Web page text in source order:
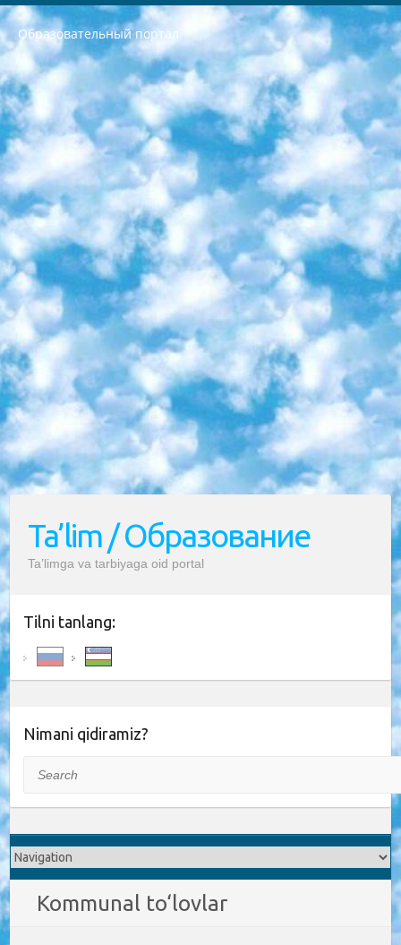
Образовательный портал
РЕСПУБЛИКА УЗБЕКИСТАН МИНИСТРЕРСТВО ДОШКОЛЬНОГО И ШКОЛЬНОГО ОБРАЗОВАНИЯ КОМАНДА в общеобразовательных учреждениях в 2023-2024 учебном году организация и проведение итоговой государственной аттестации обучающихся о Министра дошкольного и школьного образования Республики Узбекистан от 4 марта 2008 года (постановлением Минюста от 20 марта 2008 года № 1778 государственной регистрации) «Итоговое состояние учащихся общего среднего образования на основании положения об утверждении положения об аттестации общего среднего образования выпускной экзамен студентов в образовательных учреждениях в 2023-2024 учебном году В целях организации и прохождения аттестации приказываю: 1. Следующее: перечень предметов, по которым будет проводиться итоговая государственная аттестация и экзамен формы перевода согласно приложению 1; сертификаты международного образца, оценивающие уровень владения иностранными языками перечень согласно приложению 2; 2. Педагогический при специализированных образовательных учреждениях. научно-практический центр квалификации и международной оценки (Д.Давидова) 2024 г. До 25 марта: задания по предметам, по которым будет проводиться итоговая аттестация разработка и утверждение технических условий; итоговая аттестация на основании разработанного предметного задания разработка вопросов по предметам (устно и письменно), экзамен передача; общеобразовательные средние школы и специальные учебные заведения учащиеся выпускных классов школ и интернатов в агентской системе подготовка базы данных экзаменационных материалов и критериев оценки; перевод базы экзаменационных материалов на все языки обучения подать в Республиканский образовательный центр для изготовления; варианты экзаменов на основе разработанных контрольных материалов пусть будут поставлены задачи формирования. 3. Республиканский образовательный центр (Ш.Худайкулов) до 5 апреля 2024 года. до: база данных предоставленных экзаменационных материалов на все языки обучения перевод и экспертиза; для слепых, слабовидящих, глухих, слабослышащих и умственно отсталых детей учащиеся выпускных классов специализированных школ и школ-интернатов база данных экзаменационных материалов на всех преподаваемых языках подготовка критериев оценки; специализированные школы для умственно отсталых детей и технологии для учащихся выпускных классов школ-интернатов разработка соответствующих рекомендаций и критериев проведения ЕГЭ по естествознанию давать задания. 4. Педагогический при специализированных образовательных учреждениях. Научно-практический центр навыков и международной оценки (Д.Давидова), Республика образовательный центр (Худайкулов Ш.) итоговый государственный аттестационный экзамен ориентирован на творческое и логическое мышление при подготовке базы материалов учитывать введение заданий. 5. Следует отметить, что: сертификат государственного образца о знании общеобразовательного предмета и как минимум национальный уровень B1 по предметам на иностранных языках, указанным в Приложении 2. или международно признанный сертификат эквивалентного уровня студенты, изучающие определенный предмет, освобождаются от экзамена; по соответствующим предметам запланирована итоговая государственная аттестация за день до дня, путем жеребьевки Рабочей группой (в письменной форме по предметам, проводимым в форме) из числа сформированных вариантов выбрано 2 варианта; 2 выбранных варианта экзамена анонсированы на официальном сайте министерства и все выпускники по всей стране на основе этих вариантов проводит итоговую государственную аттестацию. 6. Государственное образование учащихся средних общеобразовательных учреждений. знания в соответствии с квалификационными требованиями, которые необходимо приобрести на основании стандартов итоговый (выпускной) контроль для 9 и 11 классов в целях тестирования Экзамены (далее – экзамены) состоят из предметов, перечисленных в приложении 1. будет сделано. 7. Экзамены пройдут с 26 мая по 15 июня 2024 г. (кроме науки физического воспитания). 8. Физическая для учащихся 9 классов общесредних образовательных учреждений. Экзамены по предмету «Образование, квалификация медицина» 1-6 мая 2024 года. сотрудники перевести под присмотр (с отклонениями в физическом или умственном развитии) специализированная школа для детей, школы-интернаты и со сколиозом школы-интернаты санаторного типа для больных детей исключены). 9. Он был слепым, слабовидящим и имел нарушения опорно-двигательного аппарата. экзамены в специализированных школах и интернатах для детей должны проводиться исходя из требований, предъявляемых к общеобразовательным учреждениям (физкультура кроме науки). 10. Специализированная школа для глухих и слабослышащих детей. и экзамены в интернатах и быть реализован в виде письменного теста по математике. 11. Специальность для умственно отсталых детей. Для 9 класса Родной язык и литературное письмо Государственный язык (язык обучения – узбекский). для неклассов) написано Математическое письмо Письменная/устная история Узбекистана Физическое воспитание практично Итоговый контроль Для 11 класса Написание родного языка и литературы (эссе) Математическое письмо Узбекский язык (обучение на узбекском языке) не посещающее общее среднее образование для учреждений)/Образовательное учреждение выбор письменный и устный Иностранный язык письменный/устный Письменная/устная история Узбекистана *По выбору студента:  Химия  Физика  Основы государственного права  География 10 бесплатных образовательных ресурсов - Мы составили подборку онлайн-проектов с интерактивными упражнениями, видеолекциями и статьями. Они помогут вам обрести новые и освежить старые знания бесплатно. 1. «ИНТУИТ» Старейшая образовательная площадка Рунета. Здесь вы найдёте сотни текстовых и видеокурсов на десятки различных тем — от программирования до психологии. Многие курсы подготовлены российскими университетами и крупными международными компаниями вроде Intel и Microsoft. Самостоятельное обучение бесплатное, но желающие могут оплатить услуги персональных наставников. 2. «Смартия» знакомит с актуальными профессиями и подсказывает, как им обучаться. Выбрав заинтересовавшую вас специальность — SMM-специалист, фотограф, веб-дизайнер или другую, — увидите список необходимых для неё умений. Чтобы вы могли освоить их самостоятельно, для каждого умения площадка отображает подборку ссылок на учебные материалы. Хотя «Смартия» ориентируется на русскоязычную аудиторию, часть контента всё же доступна только на английском. 3. «Лекторий Физтеха» Проект Московского физико-технического института (Физтеха). С его помощью вы можете смотреть онлайн серии лекций, записанные на видео в этом вузе. В числе доступных предметов — физика, биология, химия, информационные технологии и другие. К некоторым лекциям администрация ресурса прилагает готовые конспекты, которые можно скачивать в PDF-формате. 4. ITMOcourses Онлайн-площадка Санкт-Петербургского национального исследовательского университета информационных технологий, механики и оптики (ИТМО). Ресурс предоставляет свободный доступ к курсам, разработанным в этом вузе. Каталог материалов разбит на четыре категории: «Оптические системы и технологии», «Приборостроение и робототехника», «Информационные технологии» и «Биотехнологии». Курсы состоят из видеолекций, интерактивных демонстраций и заданий. 5. «КиберЛенинка» Электронная научная библиотека открытого доступа. Каталог площадки регулярно обрастает текстами статей из различных научных изданий. Сгруппированные по журналам и рубрикам публикации можно читать онлайн или скачивать целиком в PDF-формате. Проект нацелен на популяризацию науки за счёт открытого доступа к качественной информации. 6. «ПостНаука» На этом ресурсе публикуют подборки видеолекций, составленные экспертами из разных отраслей и объединённые общими темами. Среди них, к примеру, есть серии «Биоинформатика и геномика», «Культура средневековой Скандинавии» и Cinema Studies о теории кино. Каждая подборка лекций — логически связанная история, рассказанная экспертом от первого лица. Кроме того, на сайте появляются научно-образовательные статьи и тесты на разные темы. 7. «Newочём» Команда проекта «Newочём» отбирает самые интересные тексты из англоязычных СМИ и переводит те из них, за которые голосуют участники сообщества «ВКонтакте». По большей части это научно-популярные статьи. Редакторы придумывают лишь заголовки, в остальном содержание переводов соответствует оригиналам. Полные тексты можно читать прямо в социальной сети. 8. InternetUrok Онлайн-база материалов по основным дисциплинам школьной программы. Информация на сайте структурирована по классам, предметам и темам (урокам). Каждый урок состоит из видеолекций и конспектов. Есть также интерактивные тренажёры и тесты для закрепления пройденного материала. Даже если вы давно окончили школу, возможность повторить программу старших классов всегда может пригодиться. 9. Edutainme Ещё один ресурс об образовании. В отличие от Newtonew, как мне кажется, Edutainme больше ориентируется на представителей индустрии: педагогов, предпринимателей, разработчиков образовательных проектов. Но и любой, кто просто стремится к саморазвитию, найдёт на сайте много полезного и интересного для себя. Например, информацию о новых курсах и образовательных сервисах. 10. Newtonew Онлайн-медиа об образовании и обучении в широком смысле. Авторы Newtonew пишут об инструментах, заведениях, тактиках и стратегиях, которые помогают учить других и получать новые знания самостоятельно. На этой площадке вы найдёте новости, обзоры, аналитические мат
Ta’lim / Образование
Ta’limga va tarbiyaga oid portal
Tilni tanlang:
Nimani qidiramiz?
Kommunal to‘lovlar